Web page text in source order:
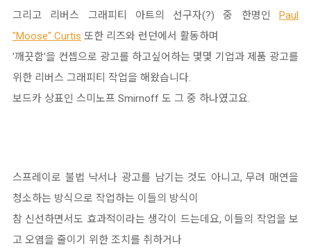
그리고 리버스 그래피티 아트의 선구자(?) 중 한명인 Paul
"Moose" Curtis 또한 리즈와 런던에서 활동하며
'깨끗함'을 컨셉으로 광고를 하고싶어하는 몇몇 기업과 제품 광고를
위한 리버스 그래피티 작업을 해왔습니다.
보드카 상표인 스미노프 Smirnoff 도 그 중 하나였고요.
스프레이로 불법 낙서나 광고를 남기는 것도 아니고, 무려 매연을
청소하는 방식으로 작업하는 이들의 방식이
참 신선하면서도 효과적이라는 생각이 드는데요, 이들의 작업을 보
고 오염을 줄이기 위한 조치를 취하거나